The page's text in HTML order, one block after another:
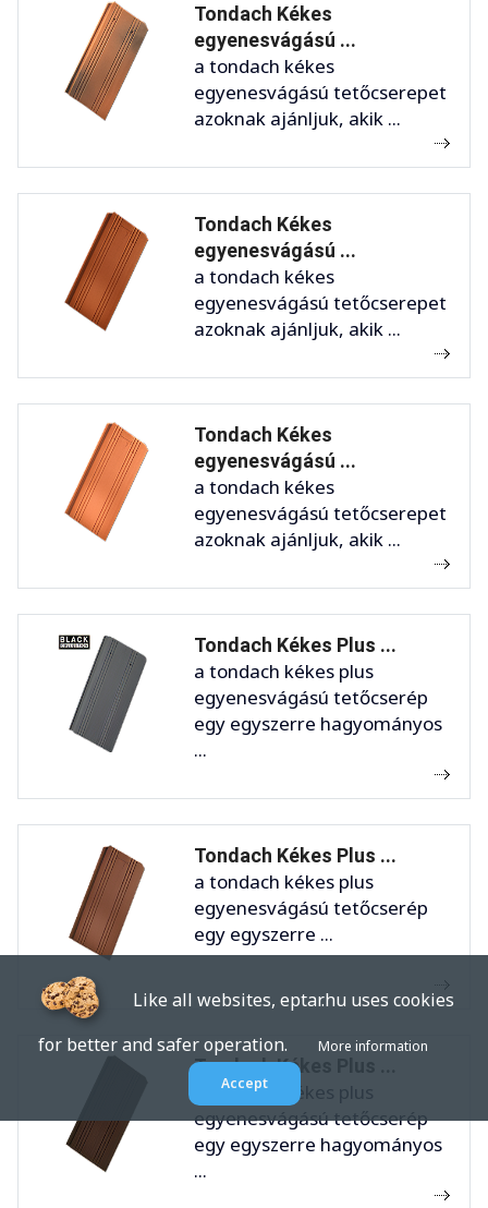
Tondach Kékes
egyenesvágású ...
a tondach kékes
egyenesvágású tetőcserepet
azoknak ajánljuk, akik ...
Tondach Kékes
egyenesvágású ...
a tondach kékes
egyenesvágású tetőcserepet
azoknak ajánljuk, akik ...
Tondach Kékes
egyenesvágású ...
a tondach kékes
egyenesvágású tetőcserepet
azoknak ajánljuk, akik ...
Tondach Kékes Plus ...
a tondach kékes plus
egyenesvágású tetőcserép
egy egyszerre hagyományos
...
Tondach Kékes Plus ...
a tondach kékes plus
egyenesvágású tetőcserép
egy egyszerre ...
Tondach Kékes Plus ...
a tondach kékes plus
egyenesvágású tetőcserép
egy egyszerre hagyományos
...
Like all websites, eptar.hu uses cookies
for better and safer operation.
More information
Accept